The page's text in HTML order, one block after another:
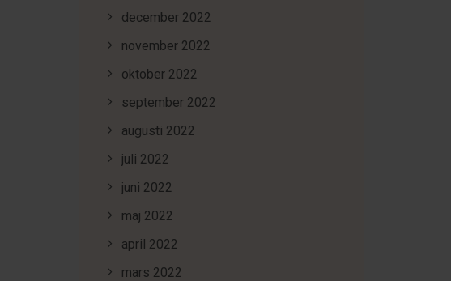
december 2022
november 2022
oktober 2022
september 2022
augusti 2022
juli 2022
juni 2022
maj 2022
april 2022
mars 2022